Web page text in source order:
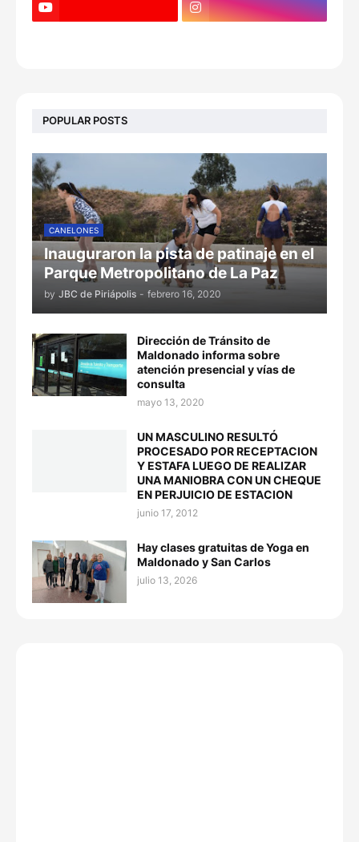
POPULAR POSTS
CANELONES
Inauguraron la pista de patinaje en el
Parque Metropolitano de La Paz
by JBC de Piriápolis - febrero 16, 2020
Dirección de Tránsito de
Maldonado informa sobre
atención presencial y vías de
consulta
mayo 13, 2020
UN MASCULINO RESULTÓ
PROCESADO POR RECEPTACION
Y ESTAFA LUEGO DE REALIZAR
UNA MANIOBRA CON UN CHEQUE
EN PERJUICIO DE ESTACION
junio 17, 2012
Hay clases gratuitas de Yoga en
Maldonado y San Carlos
julio 13, 2026